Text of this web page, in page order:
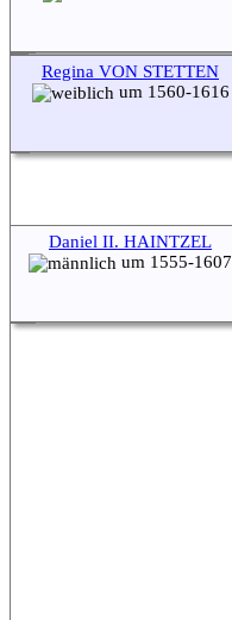
Regina VON STETTEN
um 1560-1616
Daniel II. HAINTZEL
um 1555-1607